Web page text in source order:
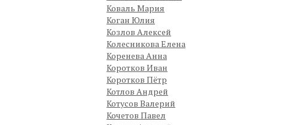
Коваль Мария
Коган Юлия
Козлов Алексей
Колесникова Елена
Коренева Анна
Коротков Иван
Коротков Пётр
Котлов Андрей
Котусов Валерий
Кочетов Павел